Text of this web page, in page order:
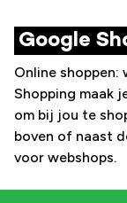
Google
Online shoppen:
Shopping maak
om bij jou te
boven of naast
voor webshops.